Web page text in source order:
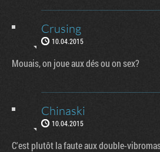
Crusing
10.04.2015
Mouais, on joue aux dés ou on sex?
Chinaski
10.04.2015
C'est plutôt la faute aux double-